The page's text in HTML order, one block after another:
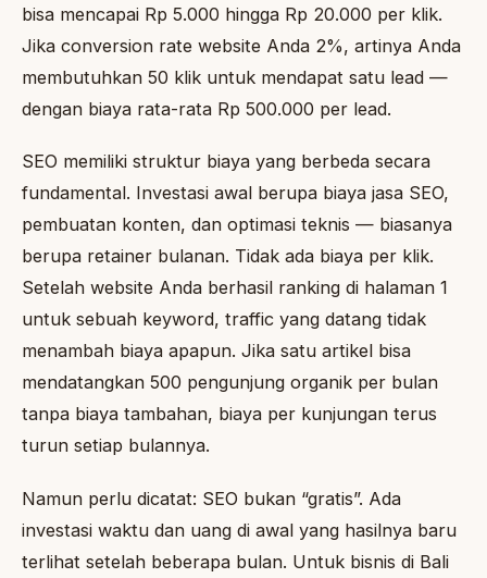
bisa mencapai Rp 5.000 hingga Rp 20.000 per klik.
Jika conversion rate website Anda 2%, artinya Anda
membutuhkan 50 klik untuk mendapat satu lead —
dengan biaya rata-rata Rp 500.000 per lead.
SEO memiliki struktur biaya yang berbeda secara
fundamental. Investasi awal berupa biaya jasa SEO,
pembuatan konten, dan optimasi teknis — biasanya
berupa retainer bulanan. Tidak ada biaya per klik.
Setelah website Anda berhasil ranking di halaman 1
untuk sebuah keyword, traffic yang datang tidak
menambah biaya apapun. Jika satu artikel bisa
mendatangkan 500 pengunjung organik per bulan
tanpa biaya tambahan, biaya per kunjungan terus
turun setiap bulannya.
Namun perlu dicatat: SEO bukan “gratis”. Ada
investasi waktu dan uang di awal yang hasilnya baru
terlihat setelah beberapa bulan. Untuk bisnis di Bali